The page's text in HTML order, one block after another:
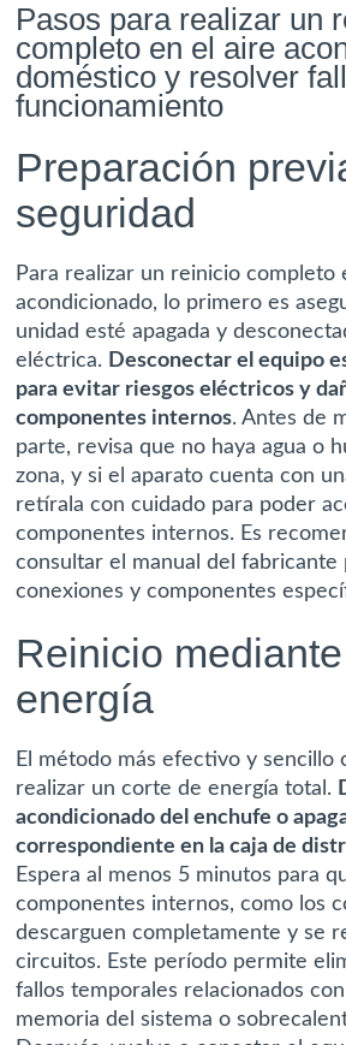
Pasos para realizar un
completo en el aire
doméstico y resolver
funcionamiento
Preparación
seguridad
Para realizar un reinicio completo
acondicionado, lo primero es
unidad esté apagada y
eléctrica. Desconectar el equipo
para evitar riesgos eléctricos y
componentes internos. Antes de
parte, revisa que no haya agua o
zona, y si el aparato cuenta con
retírala con cuidado para poder
componentes internos. Es
consultar el manual del fabricante
conexiones y componentes
Reinicio
energía
El método más efectivo y sencillo
realizar un corte de energía total.
acondicionado del enchufe o
correspondiente en la caja de
Espera al menos 5 minutos para
componentes internos, como los
descarguen completamente y se
circuitos. Este período permite
fallos temporales relacionados
memoria del sistema o